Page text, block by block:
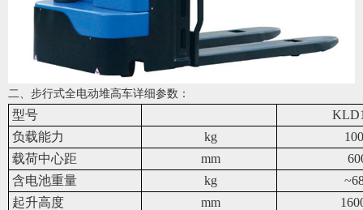
二、步行式全电动堆高车详细参数：
型号
负载能力
kg
载荷中心距
mm
含电池重量
kg
起升高度
mm